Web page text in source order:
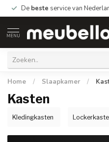
De beste service van
MENU
Home / Slaapkamer /
Kasten
Kledingkasten